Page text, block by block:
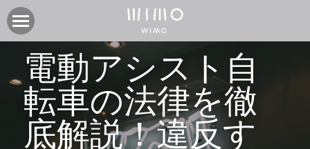
電動アシスト自転車COOZY
電動アシスト自転車COOZY Light
電動クロスバイク URBAN BELT 650
オンラインストア
実店舗
CASA WIMO | wimo ショールーム
ニュース
電動アシスト自
転車の法律を徹
底解説！違反す